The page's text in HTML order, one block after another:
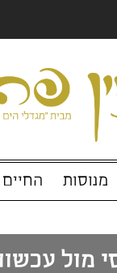
החיים בבית